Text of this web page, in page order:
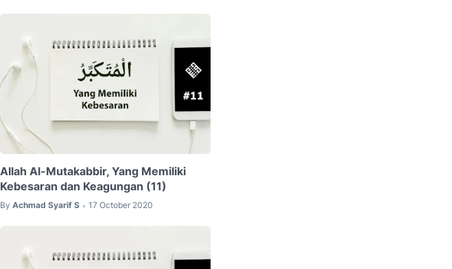
Allah Al-Mutakabbir, Yang Memiliki
Kebesaran dan Keagungan (11)
By Achmad Syarif S • 17 October 2020